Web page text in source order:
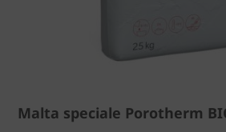
Malta speciale Porotherm